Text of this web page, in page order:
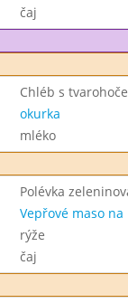
čaj
Chléb s
okurka
mléko
Polévka
Vepřové maso na
rýže
čaj